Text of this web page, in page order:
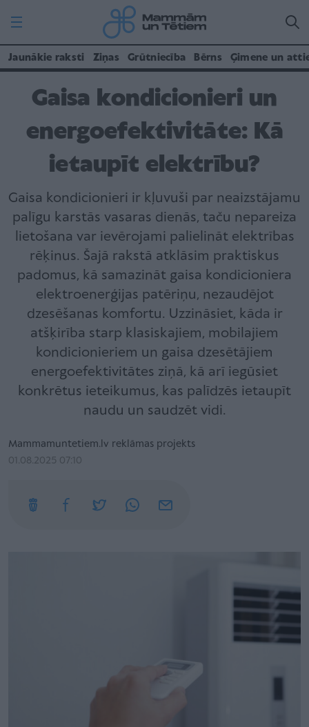
Jaunākie raksti Ziņas Grūtniecība Bērns Ģimene un
Gaisa kondicionieri un
energoefektivitāte: Kā
ietaupīt elektrību?
Gaisa kondicionieri ir kļuvuši par neaizstājamu
palīgu karstās vasaras dienās, taču nepareiza
lietošana var ievērojami palielināt elektrības
rēķinus. Šajā rakstā atklāsim praktiskus
padomus, kā samazināt gaisa kondicioniera
elektroenerģijas patēriņu, nezaudējot
dzesēšanas komfortu. Uzzināsiet, kāda ir
atšķirība starp klasiskajiem, mobilajiem
kondicionieriem un gaisa dzesētājiem
energoefektivitātes ziņā, kā arī iegūsiet
konkrētus ieteikumus, kas palīdzēs ietaupīt
naudu un saudzēt vidi.
Mammamuntetiem.lv reklāmas projekts
01.08.2025 07:10